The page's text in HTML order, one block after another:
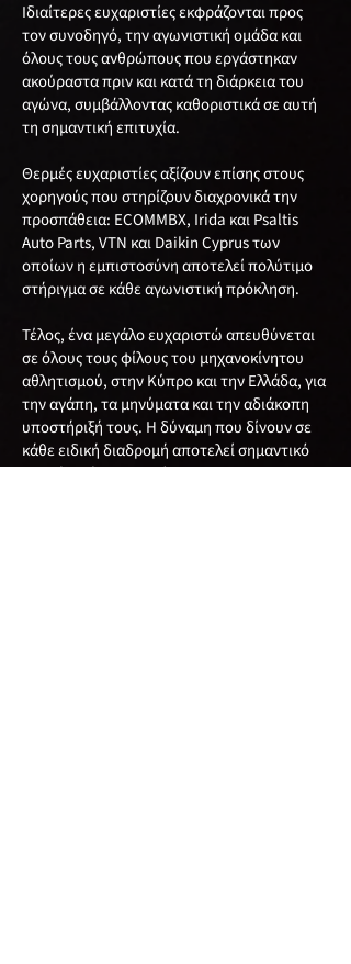
Ιδιαίτερες ευχαριστίες εκφράζονται προς
τον συνοδηγό, την αγωνιστική ομάδα και
όλους τους ανθρώπους που εργάστηκαν
ακούραστα πριν και κατά τη διάρκεια του
αγώνα, συμβάλλοντας καθοριστικά σε αυτή
τη σημαντική επιτυχία.
Θερμές ευχαριστίες αξίζουν επίσης στους
χορηγούς που στηρίζουν διαχρονικά την
προσπάθεια: ECOMMBX, Irida και Psaltis
Auto Parts, VTN και Daikin Cyprus των
οποίων η εμπιστοσύνη αποτελεί πολύτιμο
στήριγμα σε κάθε αγωνιστική πρόκληση.
Τέλος, ένα μεγάλο ευχαριστώ απευθύνεται
σε όλους τους φίλους του μηχανοκίνητου
αθλητισμού, στην Κύπρο και την Ελλάδα, για
την αγάπη, τα μηνύματα και την αδιάκοπη
υποστήριξή τους. Η δύναμη που δίνουν σε
κάθε ειδική διαδρομή αποτελεί σημαντικό
κομμάτι κάθε επιτυχίας.